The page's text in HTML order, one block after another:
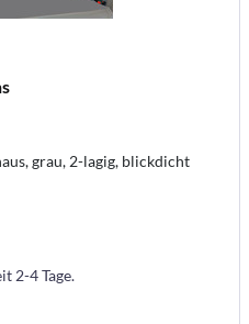
grau, 2-lagig, blickdicht
2-4 Tage.